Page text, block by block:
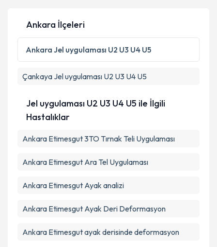
Kişisel verilerimin işlenmesine ilişkin
Metni'ni okudum ve kişisel verilerimin belirtilen
kapsamda işlenmesini kabul ediyorum.
Takvim Talebini Gönder
Ankara İlçeleri
Ankara Jel uygulaması U2 U3 U4 U5
Çankaya Jel uygulaması U2 U3 U4 U5
Jel uygulaması U2 U3 U4 U5 ile İlgili
Hastalıklar
Ankara Etimesgut 3TO Tırnak Teli Uygulaması
Ankara Etimesgut Ara Tel Uygulaması
Ankara Etimesgut Ayak analizi
Ankara Etimesgut Ayak Deri Deformasyon
Ankara Etimesgut ayak derisinde deformasyon